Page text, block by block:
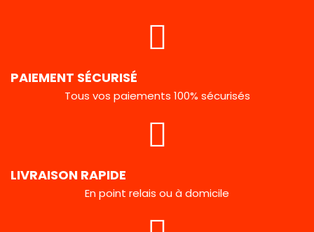
PAIEMENT SÉCURISÉ
Tous vos paiements 100% sécurisés
LIVRAISON RAPIDE
En point relais ou à domicile